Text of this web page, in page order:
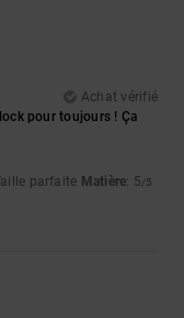
Achat vérifié
pour toujours ! Ça
parfaite Matière: 5/5